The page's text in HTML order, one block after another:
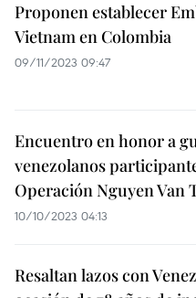
Proponen establecer
Vietnam en Colombia
09/11/2023 09:47
Encuentro en honor a
venezolanos
Operación Nguyen Van
10/10/2023 04:13
Resaltan lazos con